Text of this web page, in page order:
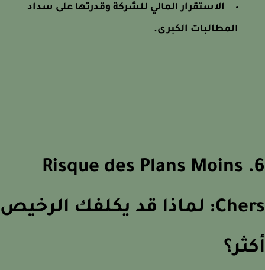
الاستقرار المالي للشركة وقدرتها على سداد
المطالبات الكبرى.
6. Risque des Plans Moins
Chers: لماذا قد يكلفك الرخيص